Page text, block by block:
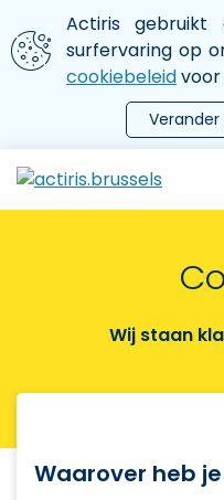
Aller au contenu principal
We gebruiken cookies
Actiris gebruikt
surfervaring op
cookiebeleidvoor
le menu
Wij staan
Waarover heb